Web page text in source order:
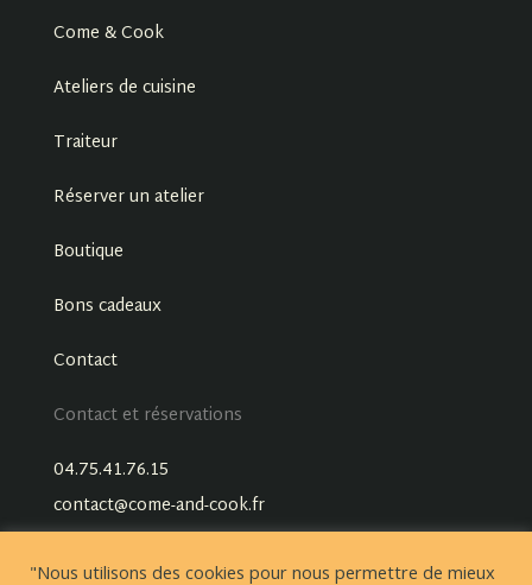
Come & Cook
Ateliers de cuisine
Traiteur
Réserver un atelier
Boutique
Bons cadeaux
Contact
Contact et réservations
04.75.41.76.15
contact@come-and-cook.fr
"Nous utilisons des cookies pour nous permettre de mieux